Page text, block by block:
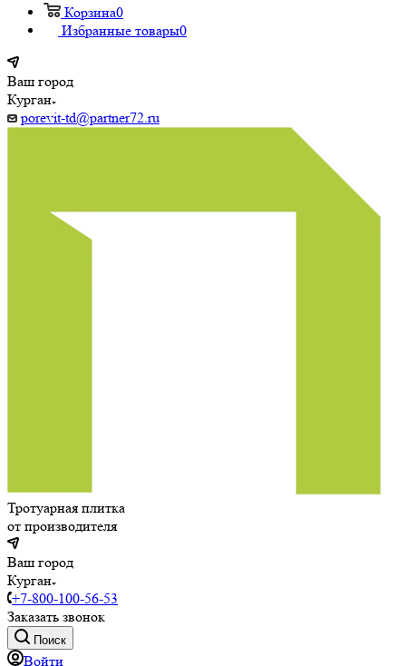
Корзина0
Избранные товары0
Ваш город
Курган
porevit-td@partner72.ru
Тротуарная плитка
от производителя
Ваш город
Курган
+7-800-100-56-53
Заказать звонок
Поиск
Войти